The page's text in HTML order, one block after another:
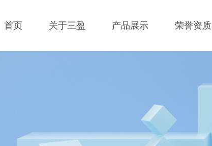
首页 关于三盈 产品展示 荣誉资质